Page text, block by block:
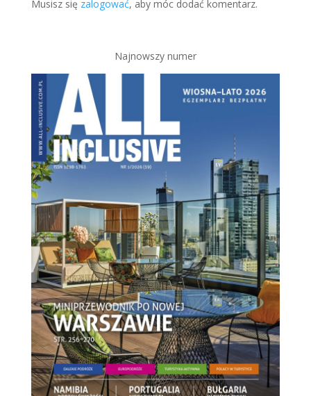
Musisz się zalogować, aby móc dodać komentarz.
Najnowszy numer